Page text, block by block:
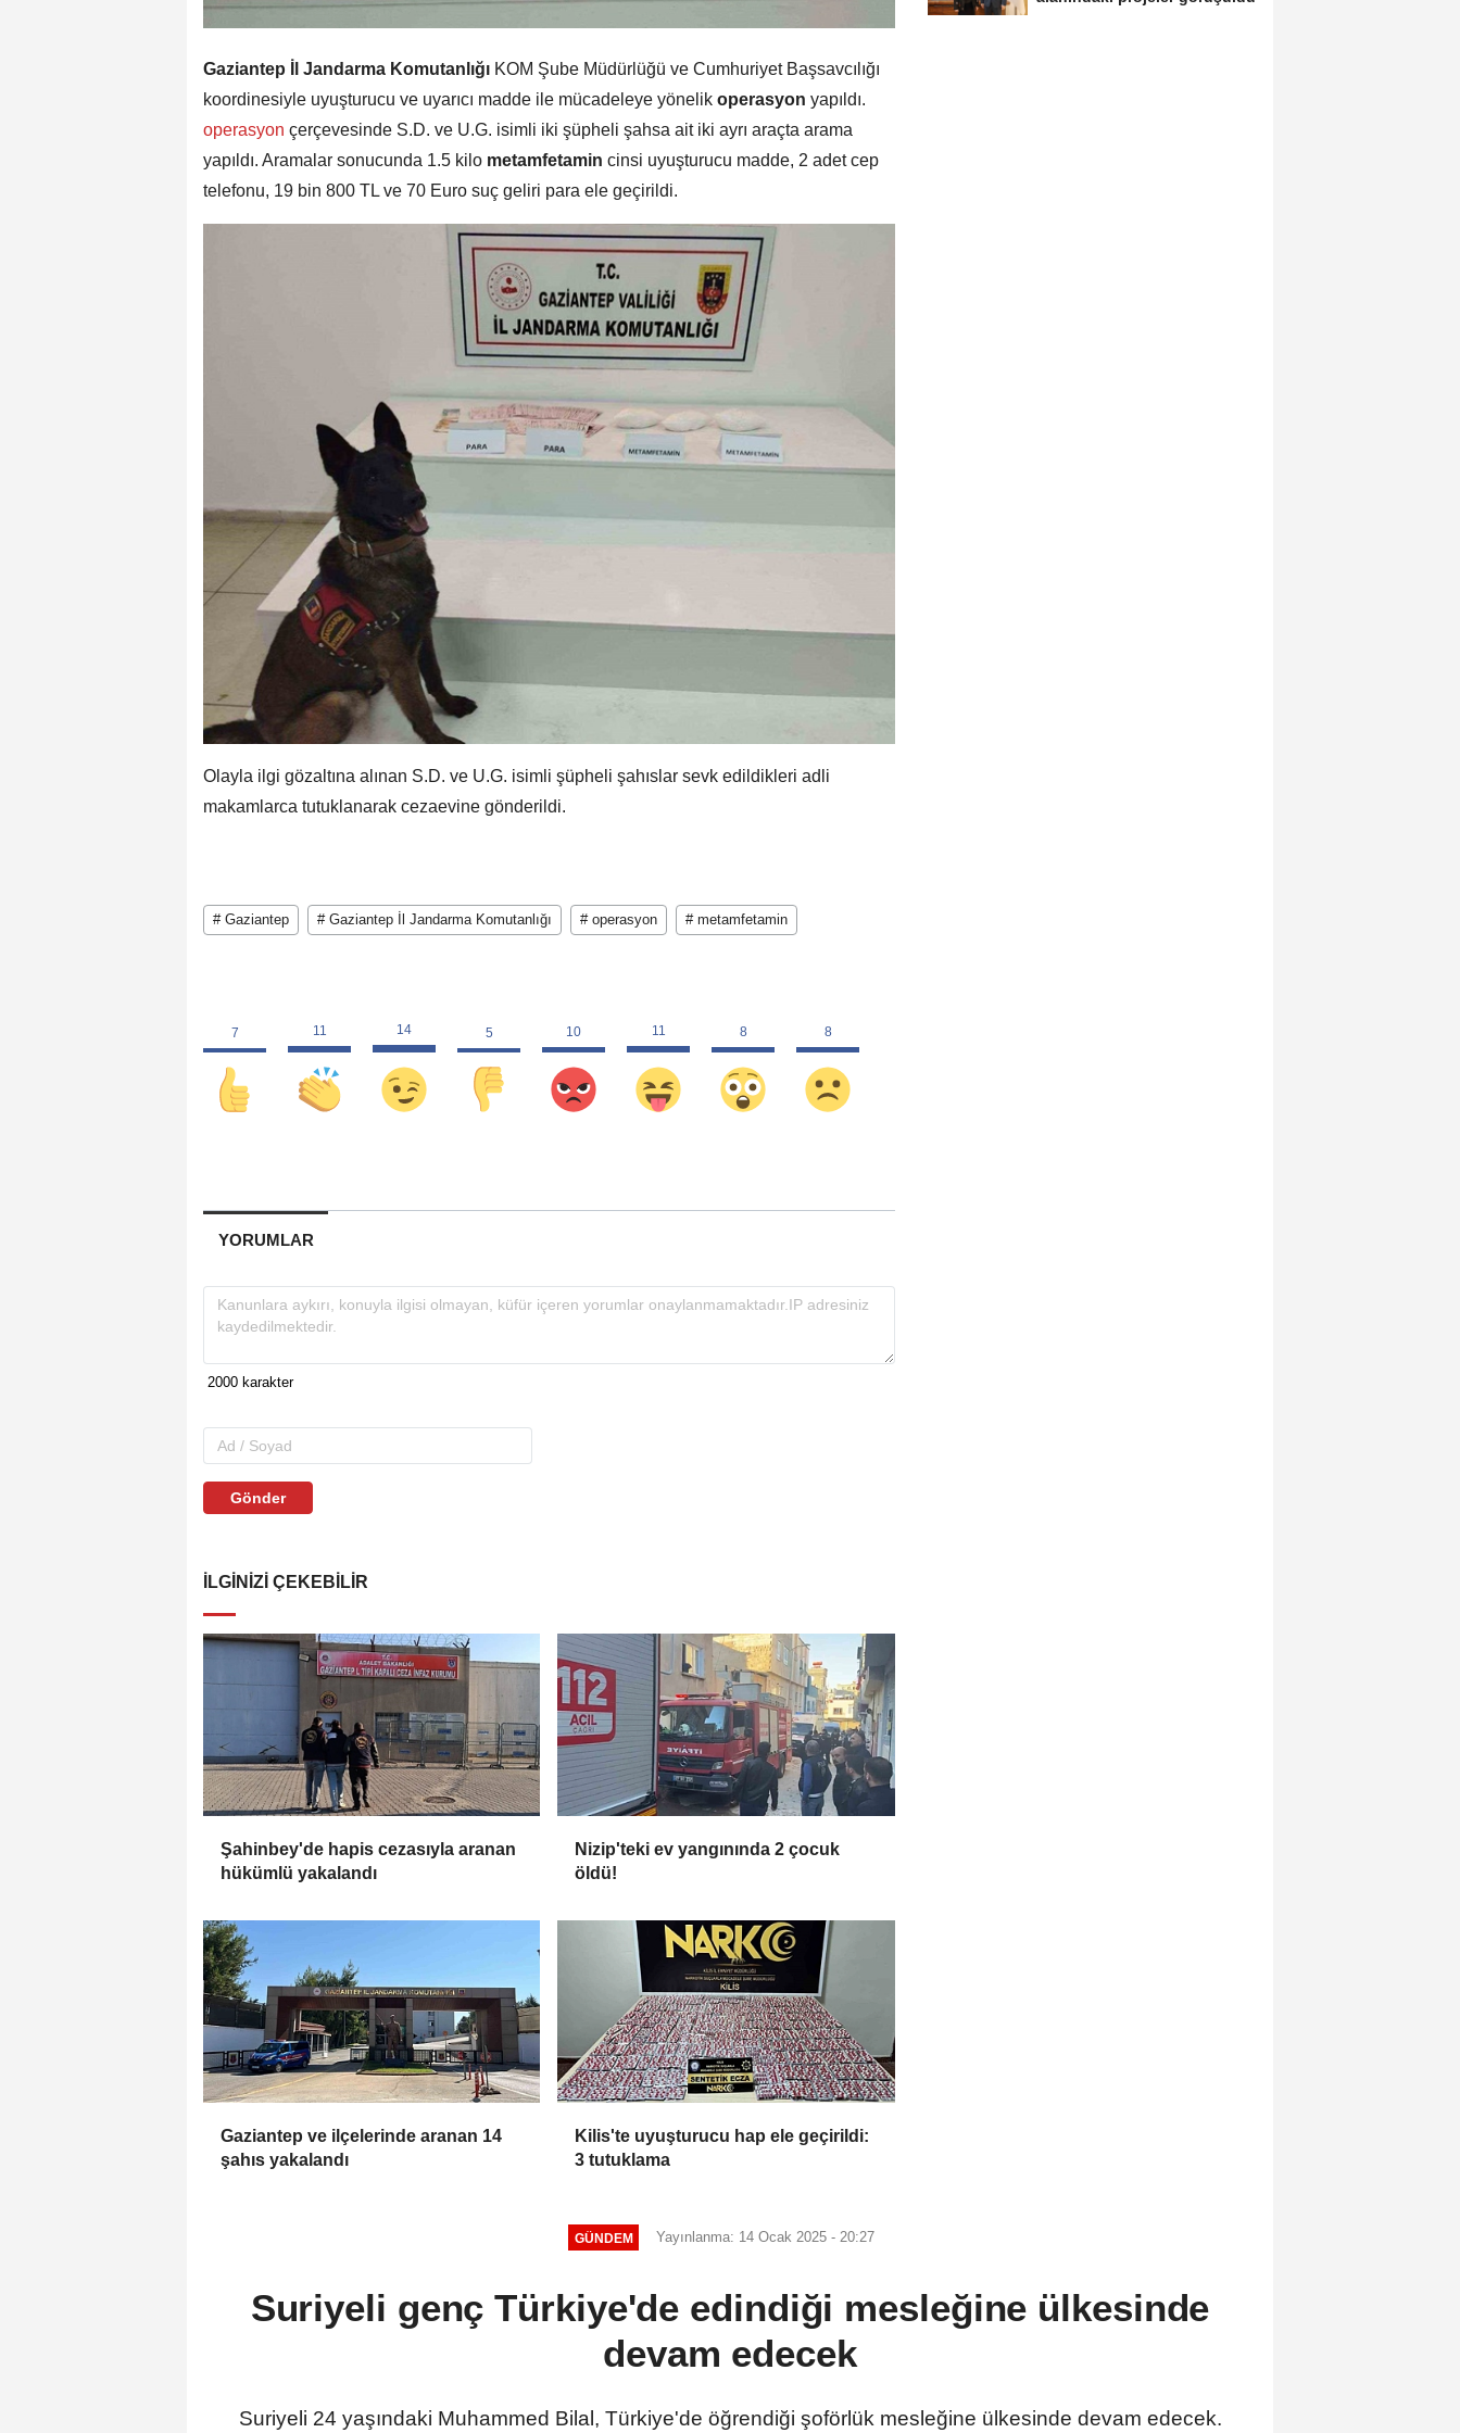
Gaziantep İl Jandarma Komutanlığı KOM Şube Müdürlüğü ve Cumhuriyet Başsavcılığı
koordinesiyle uyuşturucu ve uyarıcı madde ile mücadeleye yönelik operasyon yapıldı.
operasyon çerçevesinde S.D. ve U.G. isimli iki şüpheli şahsa ait iki ayrı araçta arama
yapıldı. Aramalar sonucunda 1.5 kilo metamfetamin cinsi uyuşturucu madde, 2 adet cep
telefonu, 19 bin 800 TL ve 70 Euro suç geliri para ele geçirildi.
Olayla ilgi gözaltına alınan S.D. ve U.G. isimli şüpheli şahıslar sevk edildikleri adli
makamlarca tutuklanarak cezaevine gönderildi.
# Gaziantep # Gaziantep İl Jandarma Komutanlığı # operasyon # metamfetamin
YORUMLAR
Gönder
İLGINIZI ÇEKEBILIR
Şahinbey'de hapis cezasıyla aranan
hükümlü yakalandı
Nizip'teki ev yangınında 2 çocuk
öldü!
Gaziantep ve ilçelerinde aranan 14
şahıs yakalandı
Kilis'te uyuşturucu hap ele geçirildi:
3 tutuklama
GÜNDEM Yayınlanma: 14 Ocak 2025 - 20:27
Suriyeli genç Türkiye'de edindiği mesleğine ülkesinde
devam edecek
Suriyeli 24 yaşındaki Muhammed Bilal, Türkiye'de öğrendiği şoförlük mesleğine ülkesinde devam edecek.